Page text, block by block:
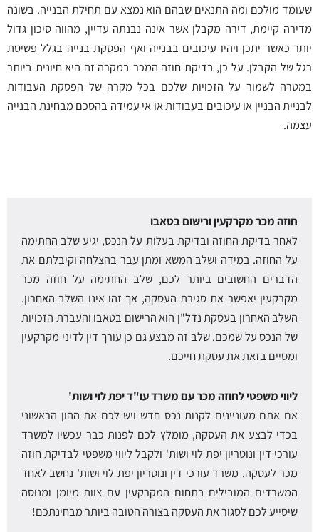
שעומד מולכם ומה התנאים שבהם הוא נמצא עם תחילת הבנייה. בשונה
מדירה קיימת, דירה מקבלן אשר אינה נבנתה עדיין, מהווה סיכון גדול
יותר כאשר יתכן ויהיו עיכובים בבנייה ואף הפסקת בנייה בגלל פשיטת
רגל של הקבלן. על כן, בדיקת חוזה המכר במקרה זה היא חיונית ביותר
במטרה לשמור על הזכויות שלכם בכל מקרה של הפסקת העבודות
לבניית הבניין או עיכובים בעבודות או אי עמידה בהסכם מבחינת הבנייה
עצמה.
חוזה מכר מקרקעין ורישום בטאבו
לאחר בדיקת החוזה ובדיקת בעלות על הנכס, יגיע שלב החתימה
על החוזה. במידה ושלב המשא ומתן עבר בהצלחה וקיבלתם את
הדברים החשובים ביותר לכם, שלב החתימה על חוזה מכר
מקרקעין יאפשר את סגירת העסקה, אך זהו אינו השלב האחרון.
השלב האחרון בעסקת נדל"ן הוא הרישום בטאבו והעברת הזכויות
של הנכס על שמכם. שלב זה מבצע גם כן עורך דין לדיני מקרקעין
ומסיים בזאת את עסקת חייכם.
ליווי משפטי לחוזה מכר עם משרד עו"ד יפת לוי ושות'
אם אתם מעוניינים לקנות נכס חדש ויש לכם את ההון הראשוני
בכדי לבצע את העסקה, מומלץ לכם לפנות כבר עכשיו למשרד
עורכי דין ונוטריון יפת לוי ושות' ולקבל ליווי משפטי לבדיקת חוזה
מכר לעסקה. משרד עורכי דין ונוטריון יפת לוי ושות' נחשב לאחד
המשרדים המובילים בתחום המקרקעין עם צוות מיומן ומנוסה
שיסייע לכם לסגור את העסקה בצורה הטובה ביותר מבחינתכם!